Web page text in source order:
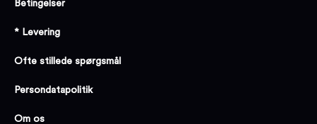
Betingelser
* Levering
Ofte stillede spørgsmål
Persondatapolitik
Om os